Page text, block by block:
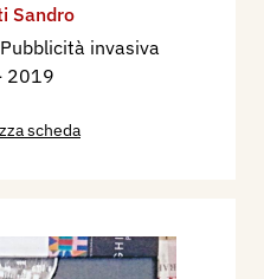
Sandro
invasiva
2019
scheda